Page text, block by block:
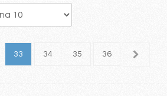
33 34 35 36 37